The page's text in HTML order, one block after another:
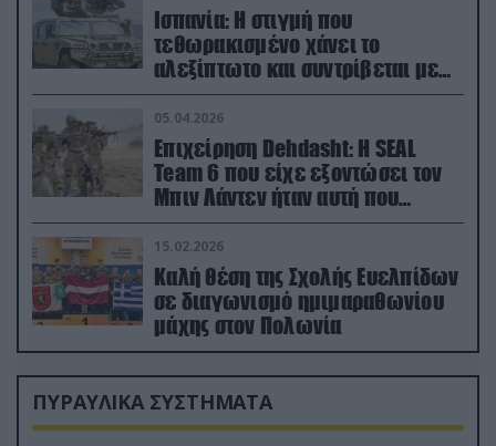
Ισπανία: Η στιγμή που
τεθωρακισμένο χάνει το
αλεξίπτωτο και συντρίβεται με
ορμή στο έδαφος (βίντεο)
05.04.2026
Επιχείρηση Dehdasht: Η SEAL
Team 6 που είχε εξοντώσει τον
Μπιν Λάντεν ήταν αυτή που
διέσωσε τον πιλότο του F-15
15.02.2026
Καλή θέση της Σχολής Ευελπίδων
σε διαγωνισμό ημιμαραθωνίου
μάχης στον Πολωνία
ΠΥΡΑΥΛΙΚΑ ΣΥΣΤΗΜΑΤΑ